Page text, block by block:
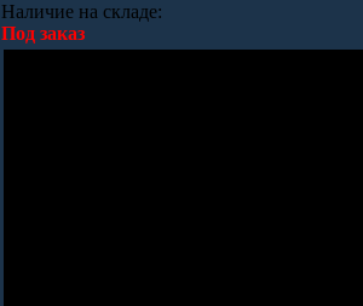
Наличие на складе:
Под заказ